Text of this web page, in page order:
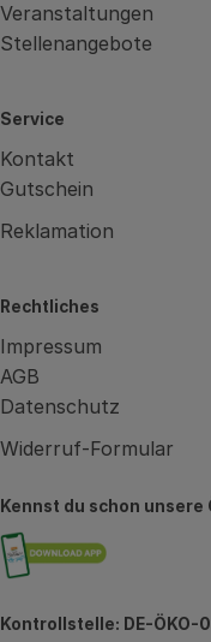
Veranstaltungen
Stellenangebote
Service
Kontakt
Gutschein
Reklamation
Rechtliches
Impressum
AGB
Datenschutz
Widerruf-Formular
Kennst du schon
Externer
Kontrollstelle: DE-ÖKO-